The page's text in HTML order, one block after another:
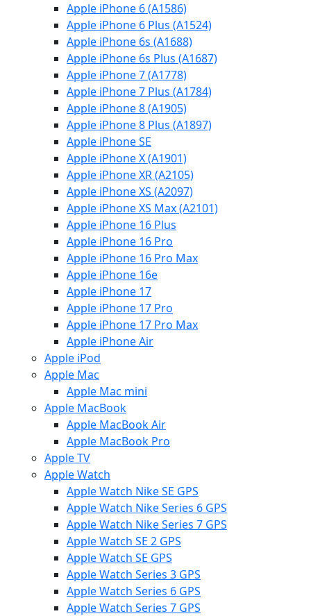
Apple iPhone 6 (A1586)
Apple iPhone 6 Plus (A1524)
Apple iPhone 6s (A1688)
Apple iPhone 6s Plus (A1687)
Apple iPhone 7 (A1778)
Apple iPhone 7 Plus (A1784)
Apple iPhone 8 (A1905)
Apple iPhone 8 Plus (A1897)
Apple iPhone SE
Apple iPhone X (A1901)
Apple iPhone XR (A2105)
Apple iPhone XS (A2097)
Apple iPhone XS Max (A2101)
Apple iPhone 16 Plus
Apple iPhone 16 Pro
Apple iPhone 16 Pro Max
Apple iPhone 16e
Apple iPhone 17
Apple iPhone 17 Pro
Apple iPhone 17 Pro Max
Apple iPhone Air
Apple iPod
Apple Mac
Apple Mac mini
Apple MacBook
Apple MacBook Air
Apple MacBook Pro
Apple TV
Apple Watch
Apple Watch Nike SE GPS
Apple Watch Nike Series 6 GPS
Apple Watch Nike Series 7 GPS
Apple Watch SE 2 GPS
Apple Watch SE GPS
Apple Watch Series 3 GPS
Apple Watch Series 6 GPS
Apple Watch Series 7 GPS